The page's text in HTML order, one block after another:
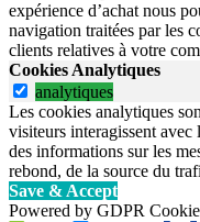
expérience d’achat nous
navigation traitées par les
clients relatives à votre
Cookies Analytiques
analytiques
Les cookies analytiques
visiteurs interagissent
des informations sur les
rebond, de la source du
Save & Accept
Powered by GDPR